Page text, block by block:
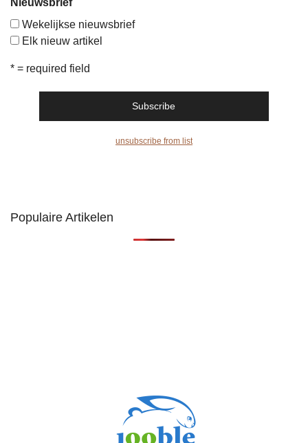
Wekelijkse nieuwsbrief
Elk nieuw artikel
* = required field
unsubscribe from list
Populaire Artikelen